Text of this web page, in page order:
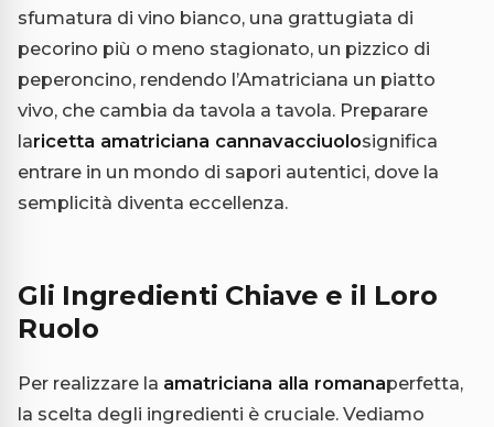
sfumatura di vino bianco, una grattugiata di
pecorino più o meno stagionato, un pizzico di
peperoncino, rendendo l’Amatriciana un piatto
vivo, che cambia da tavola a tavola. Preparare
laricetta amatriciana cannavacciuolosignifica
entrare in un mondo di sapori autentici, dove la
semplicità diventa eccellenza.
Gli Ingredienti Chiave e il Loro
Ruolo
Per realizzare la amatriciana alla romanaperfetta,
la scelta degli ingredienti è cruciale. Vediamo